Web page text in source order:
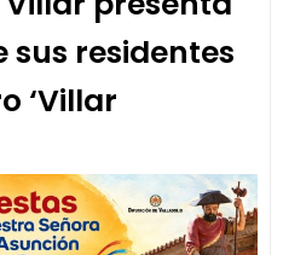
sus residentes
‘Villar